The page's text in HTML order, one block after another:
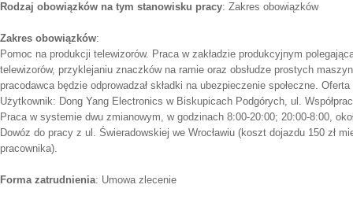
Rodzaj obowiązków na tym stanowisku pracy: Zakres obowiązków
Zakres obowiązków:
Pomoc na produkcji telewizorów. Praca w zakładzie produkcyjnym
telewizorów, przyklejaniu znaczków na ramie oraz obsłudze prostych
pracodawca będzie odprowadzał składki na ubezpieczenie społeczne.
Użytkownik: Dong Yang Electronics w Biskupicach Podgórych, ul.
Praca w systemie dwu zmianowym, w godzinach 8:00-20:00; 20:00-8:00,
Dowóz do pracy z ul. Świeradowskiej we Wrocławiu (koszt dojazdu 150 zł
pracownika).
Forma zatrudnienia: Umowa zlecenie